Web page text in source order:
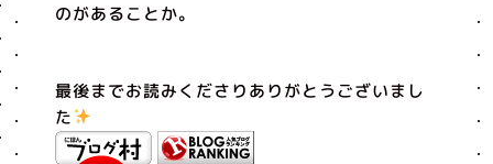
のがあることか。
最後までお読みくださりありがとうございまし
た